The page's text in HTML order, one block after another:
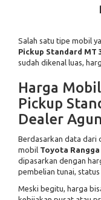
Salah satu tipe mobil
Pickup Standard MT
sudah dikenal luas,
Harga
Pickup
Dealer
Berdasarkan data dari
mobil Toyota Rangga
dipasarkan dengan
pembelian tunai, status
Meski begitu, harga